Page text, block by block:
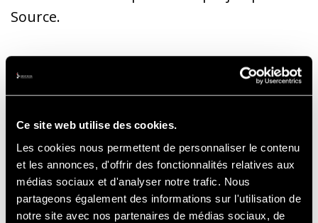
Ce site web utilise des cookies.
Les cookies nous permettent de personnaliser le contenu
et les annonces, d'offrir des fonctionnalités relatives aux
médias sociaux et d'analyser notre trafic. Nous
partageons également des informations sur l'utilisation de
notre site avec nos partenaires de médias sociaux, de
Source.
Rendez-vous en juin 2022 pour l’EWC 24H
Spa Motos.
Nathalie Maillet, CEO du Circuit de Spa-
Francorchamps
« Par les investissements concédés dans les